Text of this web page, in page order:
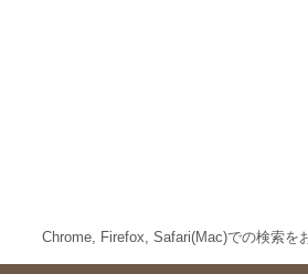
Chrome, Firefox, Safari(Mac)での検索を